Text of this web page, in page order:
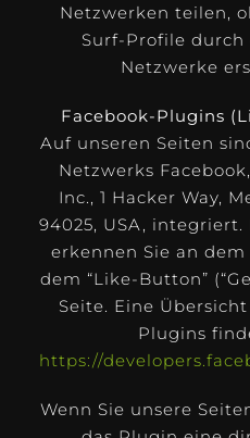
Netzwerken teilen,
Surf-Profile
Netzwerke
Facebook-Plugins
Auf unseren Seiten
Netzwerks
Inc., 1 Hacker Way,
94025, USA,
erkennen Sie an
dem “Like-Button”
Seite. Eine
Plugins
https://
Wenn Sie unsere